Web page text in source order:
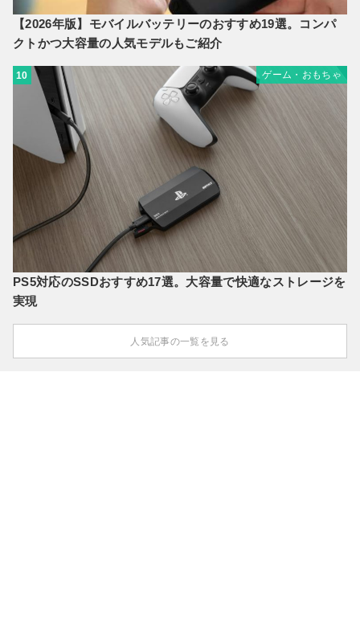
【2026年版】モバイルバッテリーのおすすめ19選。コンパ
クトかつ大容量の人気モデルもご紹介
10 ゲーム・おもちゃ
PS5対応のSSDおすすめ17選。大容量で快適なストレージを
実現
人気記事の一覧を見る